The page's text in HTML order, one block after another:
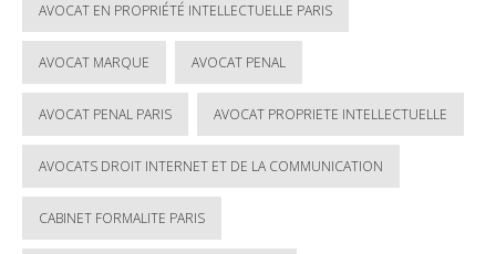
AVOCAT EN PROPRIÉTÉ INTELLECTUELLE PARIS
AVOCAT MARQUE AVOCAT PENAL
AVOCAT PENAL PARIS AVOCAT PROPRIETE INTELLECTUELLE
AVOCATS DROIT INTERNET ET DE LA COMMUNICATION
CABINET FORMALITE PARIS